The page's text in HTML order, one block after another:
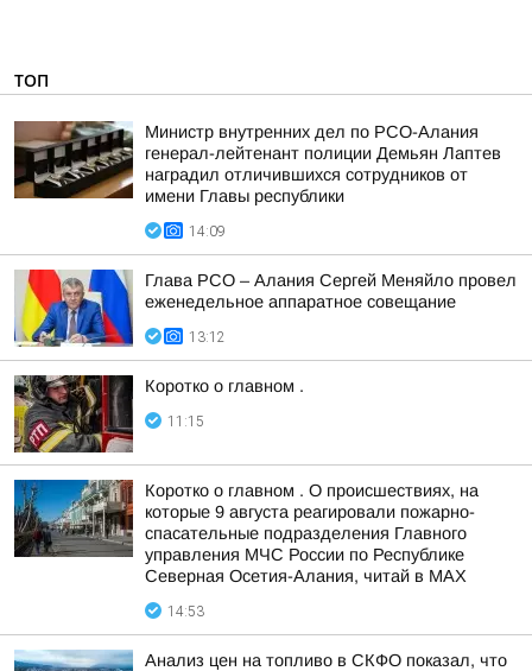
ТОП
Министр внутренних дел по РСО-Алания
генерал-лейтенант полиции Демьян Лаптев
наградил отличившихся сотрудников от
имени Главы республики
14:09
Глава РСО – Алания Сергей Меняйло провел
еженедельное аппаратное совещание
13:12
Коротко о главном .
11:15
Коротко о главном . О происшествиях, на
которые 9 августа реагировали пожарно-
спасательные подразделения Главного
управления МЧС России по Республике
Северная Осетия-Алания, читай в МАХ
14:53
Анализ цен на топливо в СКФО показал, что